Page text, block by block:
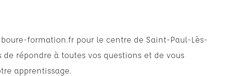
formation.fr pour le centre de Saint-Paul-Lès-
de répondre à toutes vos questions et de vous
apprentissage.